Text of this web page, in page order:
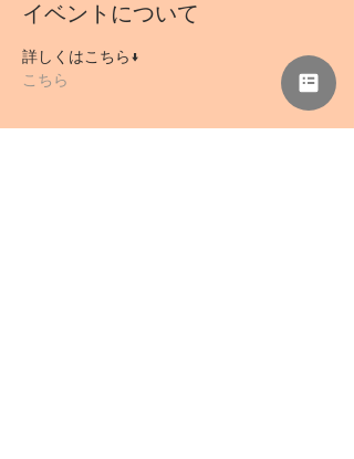
イベントについて
詳しくはこちら↓
こちら